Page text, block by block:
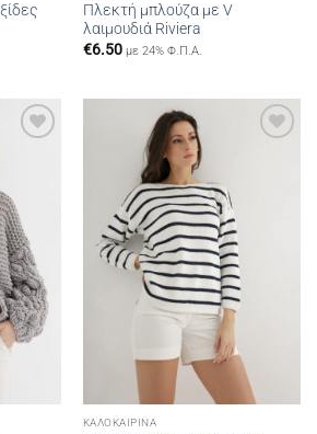
Πλεκτή μπλούζα με V
λαιμουδιά Riviera
€6.50 με 24% Φ.Π.Α.
ΚΑΛΟΚΑΙΡΙΝΆ